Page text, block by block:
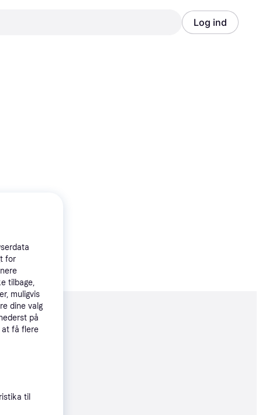
Log ind
for
tilbage,
muligvis
dine valg
på
at få flere
til